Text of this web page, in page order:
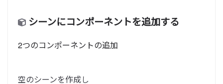
シーンにコンポーネントを追加する
2つのコンポーネントの追加
空のシーンを作成し